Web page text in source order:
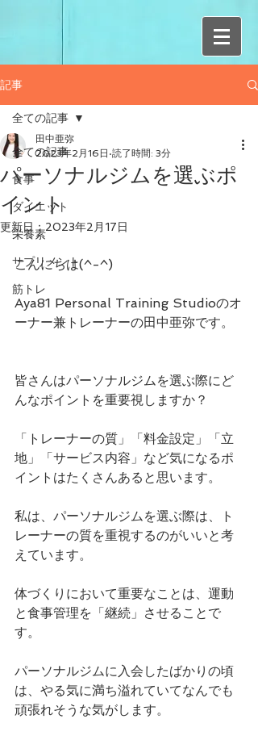
記事
全ての記事
食事
ダイエット
栄養素
サプリメント
筋トレ
全ての記事
パーソナルジムを選ぶポ
イント
田中亜弥
2023年2月16日 読了時間: 3分
更新日：2023年2月17日
こんにちは(^-^)
Aya81 Personal Training Studioのオ
ーナー兼トレーナーの田中亜弥です。
皆さんはパーソナルジムを選ぶ際にど
んなポイントを重要視しますか？
「トレーナーの質」「料金設定」「立
地」「サービス内容」など気になるポ
イントはたくさんあると思います。
私は、パーソナルジムを選ぶ際は、ト
レーナーの質を重視するのがいいと考
えています。
体づくりにおいて重要なことは、運動
と食事管理を「継続」させることで
す。
パーソナルジムに入会したばかりの頃
は、やる気に満ち溢れていてなんでも
頑張れそうな気がします。